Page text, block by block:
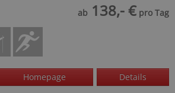
ab 138,- € pro Tag
Homepage Details